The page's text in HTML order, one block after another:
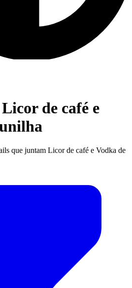
de café e
que juntam Licor de café e Vodka de